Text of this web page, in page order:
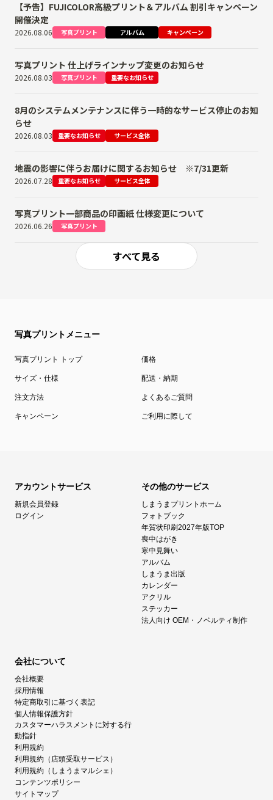
【予告】FUJICOLOR高級プリント＆アルバム 割引キャンペーン
開催決定
2026.08.06 写真プリント アルバム キャンペーン
写真プリント 仕上げラインナップ変更のお知らせ
2026.08.03 写真プリント 重要なお知らせ
8月のシステムメンテナンスに伴う一時的なサービス停止のお知
らせ
2026.08.03 重要なお知らせ サービス全体
地震の影響に伴うお届けに関するお知らせ ※7/31更新
2026.07.28 重要なお知らせ サービス全体
写真プリント一部商品の印画紙 仕様変更について
2026.06.26 写真プリント
すべて見る
写真プリントメニュー
写真プリント トップ 価格
サイズ・仕様 配送・納期
注文方法 よくあるご質問
キャンペーン ご利用に際して
アカウントサービス
新規会員登録
ログイン
その他のサービス
しまうまプリントホーム
フォトブック
年賀状印刷2027年版TOP
喪中はがき
寒中見舞い
アルバム
しまうま出版
カレンダー
アクリル
ステッカー
法人向け OEM・ノベルティ制作
会社について
会社概要
採用情報
特定商取引に基づく表記
個人情報保護方針
カスタマーハラスメントに対する行
動指針
利用規約
利用規約（店頭受取サービス）
利用規約（しまうまマルシェ）
コンテンツポリシー
サイトマップ